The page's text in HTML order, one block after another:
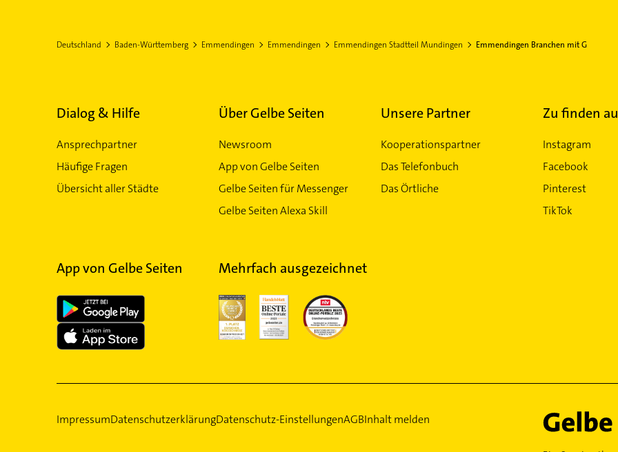
Deutschland Baden-Württemberg Emmendingen Emmendingen Emmendingen Stadtteil Mundingen Emmendingen Branchen mit G
Dialog & Hilfe
Ansprechpartner
Häufige Fragen
Übersicht aller Städte
Über Gelbe Seiten
Newsroom
App von Gelbe Seiten
Gelbe Seiten für Messenger
Gelbe Seiten Alexa Skill
Unsere Partner
Kooperationspartner
Das Telefonbuch
Das Örtliche
Zu finden
Instagram
Facebook
Pinterest
TikTok
App von Gelbe Seiten Mehrfach ausgezeichnet
ImpressumDatenschutzerklärungDatenschutz-EinstellungenAGBInhalt melden